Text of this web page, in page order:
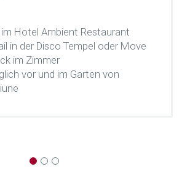
im Hotel Ambient Restaurant
in der Disco Tempel oder Move
im Zimmer
vor und im Garten von